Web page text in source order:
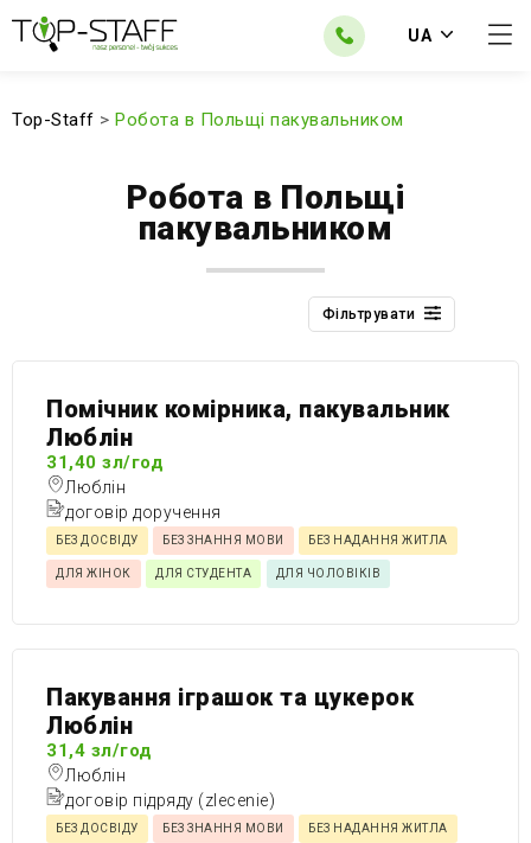
UA
Top-Staff > Робота в Польщі пакувальником
Робота в Польщі
пакувальником
Фільтрувати
Помічник комірника, пакувальник
Люблін
31,40 зл/год
Люблін
договір доручення
БЕЗ ДОСВІДУ БЕЗ ЗНАННЯ МОВИ БЕЗ НАДАННЯ ЖИТЛА
ДЛЯ ЖІНОК ДЛЯ СТУДЕНТА ДЛЯ ЧОЛОВІКІВ
Пакування іграшок та цукерок
Люблін
31,4 зл/год
Люблін
договір підряду (zlecenie)
БЕЗ ДОСВІДУ БЕЗ ЗНАННЯ МОВИ БЕЗ НАДАННЯ ЖИТЛА